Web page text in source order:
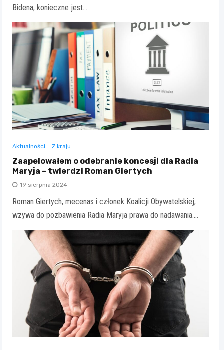
Bidena, konieczne jest…
Aktualności Z kraju
Zaapelowałem o odebranie koncesji dla Radia
Maryja – twierdzi Roman Giertych
19 sierpnia 2024
Roman Giertych, mecenas i członek Koalicji Obywatelskiej,
wzywa do pozbawienia Radia Maryja prawa do nadawania.…